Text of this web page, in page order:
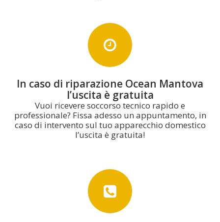
In caso di riparazione Ocean Mantova
l’uscita è gratuita
Vuoi ricevere soccorso tecnico rapido e
professionale? Fissa adesso un appuntamento, in
caso di intervento sul tuo apparecchio domestico
l’uscita è gratuita!